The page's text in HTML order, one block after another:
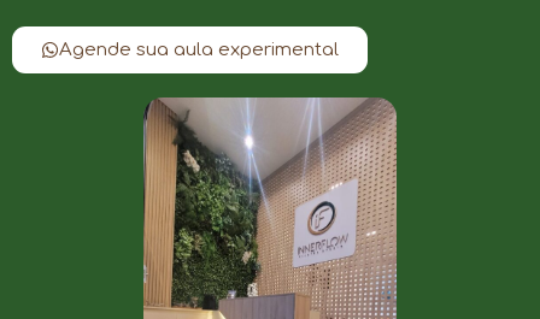
Agende sua aula experimental